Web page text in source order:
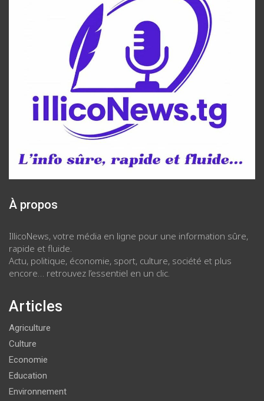
À propos
IllicoNews, votre média en ligne pour une information sûre,
rapide et fluide.
Actu, politique, économie, sport, culture, société et plus
encore… retrouvez l’essentiel en un clic.
Articles
Agriculture
Culture
Economie
Education
Environnement